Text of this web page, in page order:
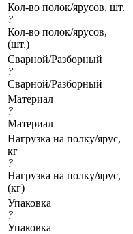
Кол-во полок/ярусов, шт.
?
Кол-во полок/ярусов,
(шт.)
Сварной/Разборный
?
Сварной/Разборный
Материал
?
Материал
Нагрузка на полку/ярус,
кг
?
Нагрузка на полку/ярус,
(кг)
Упаковка
?
Упаковка